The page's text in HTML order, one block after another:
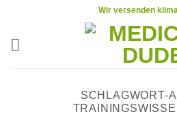
springen
Wir versenden
SCHLAGWORT-